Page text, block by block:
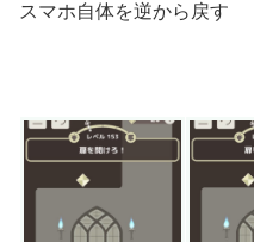
スマホ自体を逆から戻す